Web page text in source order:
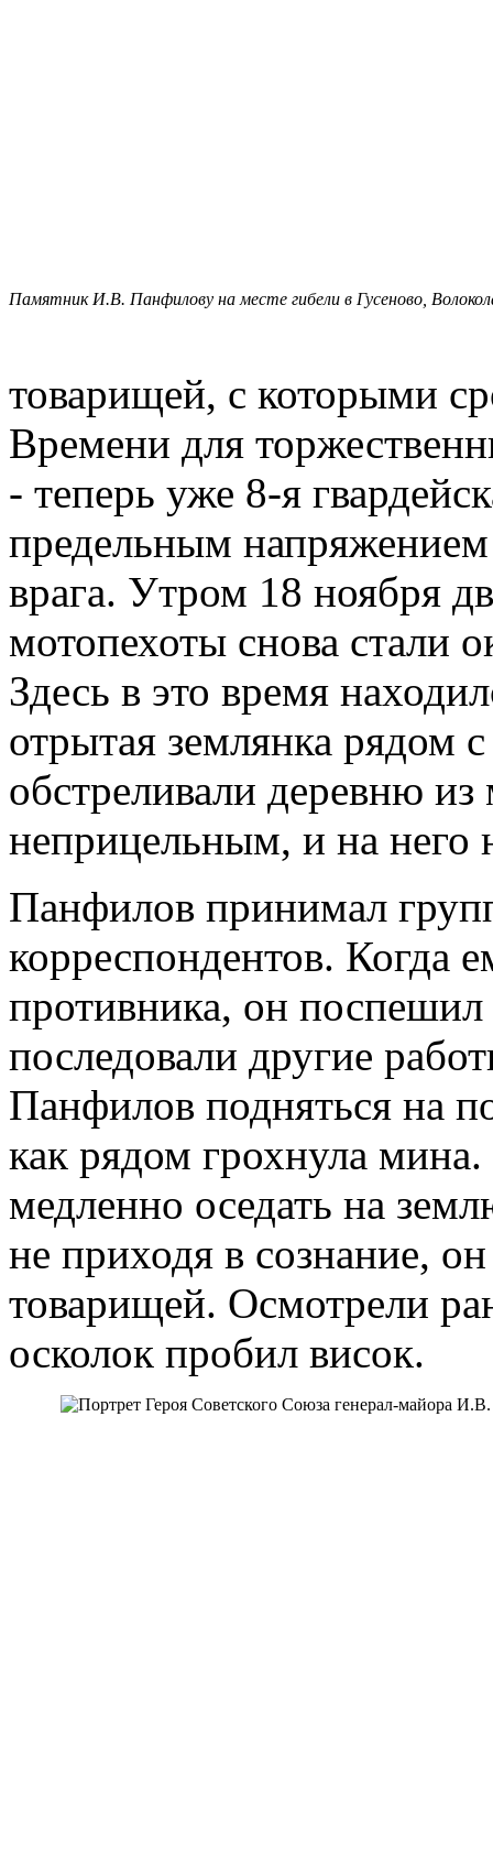
Памятник И.В. Панфилову на месте гибели в Гусеново,
товарищей, с которыми
Времени для
- теперь уже 8-я
предельным
врага. Утром 18 ноября
мотопехоты снова стали
Здесь в это время
отрытая землянка рядом
обстреливали деревню
неприцельным, и на него
Панфилов принимал
корреспондентов. Когда
противника, он
последовали другие
Панфилов подняться на
как рядом грохнула
медленно оседать на
не приходя в сознание,
товарищей. Осмотрели
осколок пробил висок.